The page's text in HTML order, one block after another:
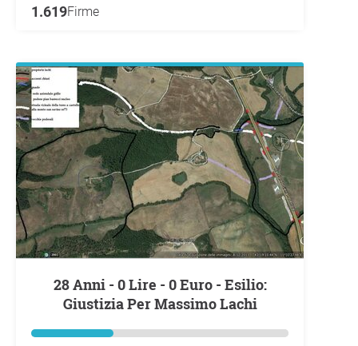
1.619Firme
28 Anni - 0 Lire - 0 Euro - Esilio:
Giustizia Per Massimo Lachi